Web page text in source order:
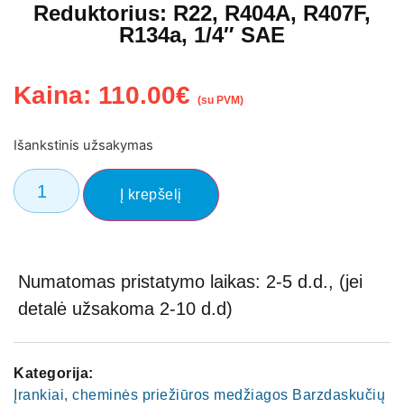
Reduktorius: R22, R404A, R407F,
R134a, 1/4″ SAE
Kaina: 110.00€ (su PVM)
Išankstinis užsakymas
Į krepšelį
Numatomas pristatymo laikas: 2-5 d.d., (jei
detalė užsakoma 2-10 d.d)
Kategorija:
Įrankiai, cheminės priežiūros medžiagos Barzdaskučių